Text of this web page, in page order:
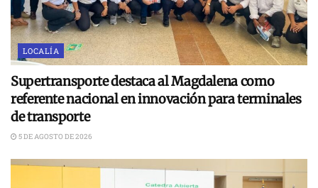
LOCALÍA
Supertransporte destaca al Magdalena como
referente nacional en innovación para terminales
de transporte
5 DE AGOSTO DE 2026